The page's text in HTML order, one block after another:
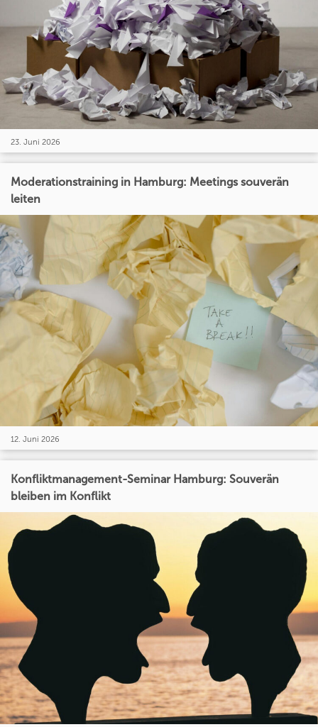
23. Juni 2026
Moderationstraining in Hamburg: Meetings souverän
leiten
12. Juni 2026
Konfliktmanagement-Seminar Hamburg: Souverän
bleiben im Konflikt